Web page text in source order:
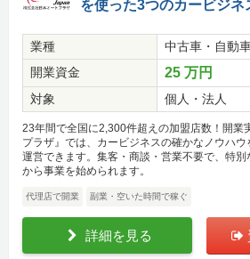
を使った3つのカービジネ
業種
中古車・自動
開業資金
25 万円
対象 個人・法人
23年間で全国に2,300件超えの加盟店数！開業
プラザ』では、カービジネスの確かなノウハ
運営できます。集客・商談・営業不要で、特
から事業を始められます。
代理店で開業 副業・空いた時間で稼ぐ
詳細を見る